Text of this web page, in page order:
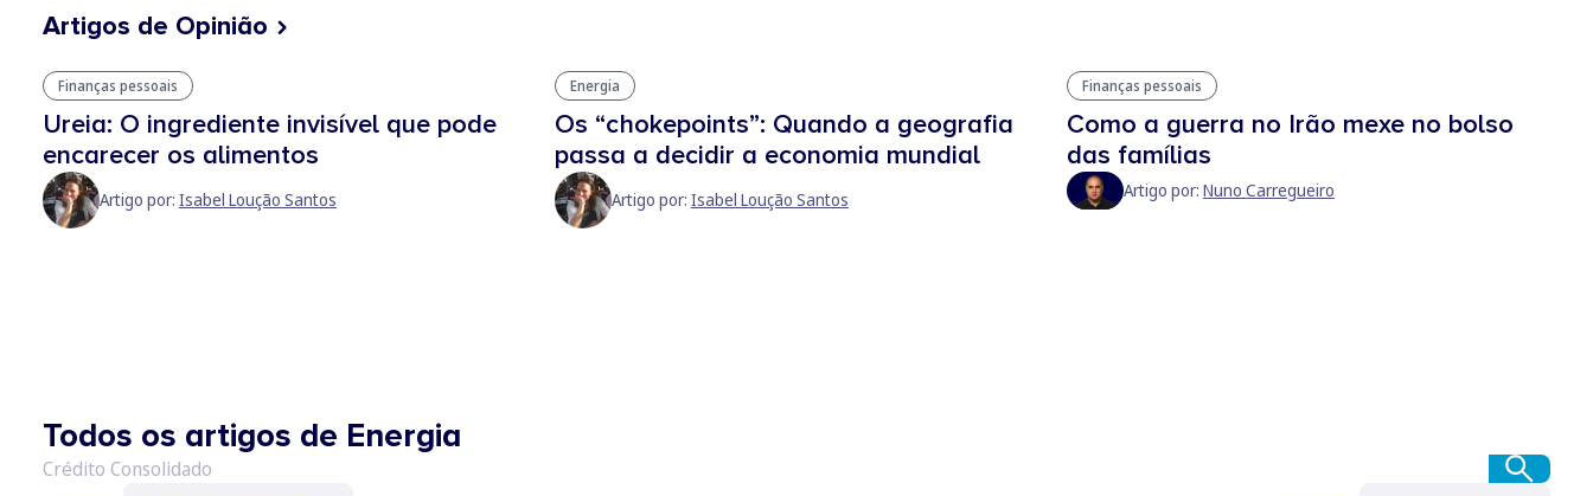
Artigos de Opinião
Finanças pessoais
Ureia: O ingrediente invisível que pode
encarecer os alimentos
Artigo por: Isabel Loução Santos
Energia
Os “chokepoints”: Quando a geografia
passa a decidir a economia mundial
Artigo por: Isabel Loução Santos
Finanças pessoais
Como a guerra no Irão mexe no bolso
das famílias
Artigo por: Nuno Carregueiro
Todos os artigos de Energia